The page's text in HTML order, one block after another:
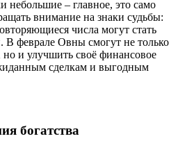
небольшие – главное, это само
внимание на знаки судьбы:
числа могут стать
В феврале Овны смогут не только
но и улучшить своё финансовое
сделкам и выгодным
богатства